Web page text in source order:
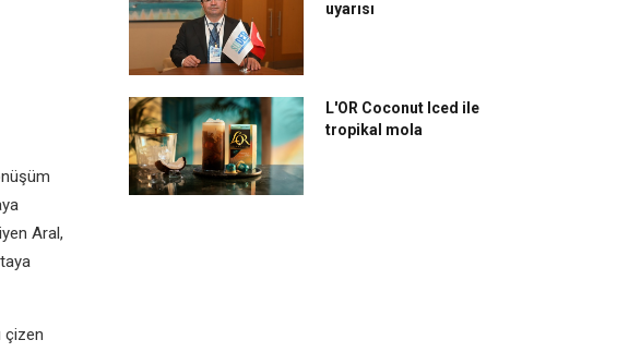
Aral,
çizen
uyarısı
L'OR Coconut Iced ile
tropikal mola